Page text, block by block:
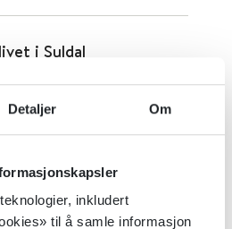
Detaljer Om
inkludert
til å samle informasjon
i Suldal
folkehelse-satsing
Senter for omsorgsforskning 2016